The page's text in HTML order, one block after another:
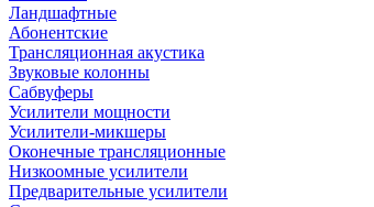
Ландшафтные
Абонентские
Трансляционная акустика
Звуковые колонны
Сабвуферы
Усилители мощности
Усилители-микшеры
Оконечные трансляционные
Низкоомные усилители
Предварительные усилители